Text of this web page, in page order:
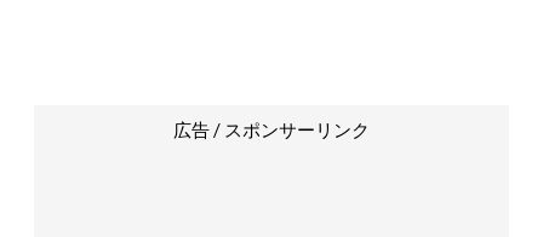
広告 / スポンサーリンク